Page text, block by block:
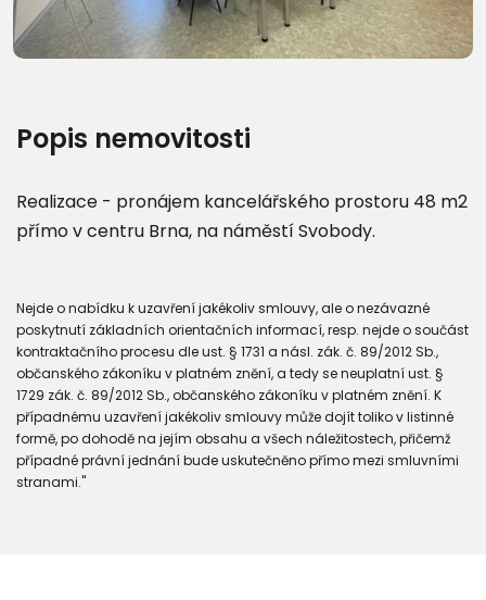
Popis nemovitosti
Realizace - pronájem kancelářského prostoru 48 m2
přímo v centru Brna, na náměstí Svobody.
Nejde o nabídku k uzavření jakékoliv smlouvy, ale o nezávazné
poskytnutí základních orientačních informací, resp. nejde o součást
kontraktačního procesu dle ust. § 1731 a násl. zák. č. 89/2012 Sb.,
občanského zákoníku v platném znění, a tedy se neuplatní ust. §
1729 zák. č. 89/2012 Sb., občanského zákoníku v platném znění. K
případnému uzavření jakékoliv smlouvy může dojít toliko v listinné
formě, po dohodě na jejím obsahu a všech náležitostech, přičemž
případné právní jednání bude uskutečněno přímo mezi smluvními
stranami."